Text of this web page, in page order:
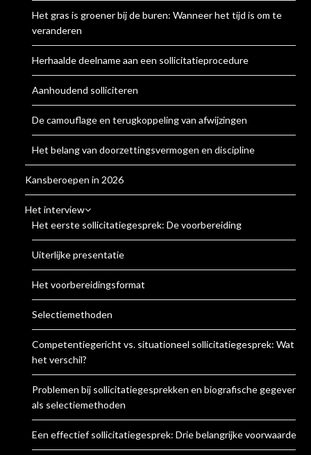
Het gras is groener bij de buren: Wanneer het tijd is om te
veranderen
Herhaalde deelname aan een sollicitatieprocedure
Aanhoudend solliciteren
De camouflage en terugkoppeling van afwijzingen
Het belang van doorzettingsvermogen en discipline
Kansberoepen in 2026
Het interview
Het eerste sollicitatiegesprek: De voorbereiding
Uiterlijke presentatie
Het voorbereidingsformat
Selectiemethoden
Competentiegericht vs. situationeel sollicitatiegesprek: Wat is
het verschil?
Problemen bij sollicitatiegesprekken en biografische gegevens
als selectiemethoden
Een effectief sollicitatiegesprek: Drie belangrijke voorwaarden